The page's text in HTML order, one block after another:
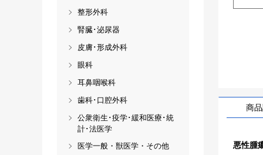
商
悪性腫
整形外科
腎臓･泌尿器
皮膚･形成外科
眼科
耳鼻咽喉科
歯科･口腔外科
公衆衛生･疫学･緩和医療･統
計･法医学
医学一般・獣医学・その他